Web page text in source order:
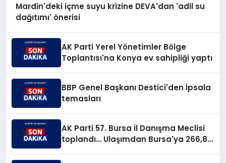
Mardin'deki içme suyu krizine DEVA'dan 'adil su
dağıtımı' önerisi
AK Parti Yerel Yönetimler Bölge
Toplantısı'na Konya ev sahipliği yaptı
BBP Genel Başkanı Destici'den İpsala
temasları
AK Parti 57. Bursa İl Danışma Meclisi
toplandı… Ulaşımdan Bursa'ya 266,8